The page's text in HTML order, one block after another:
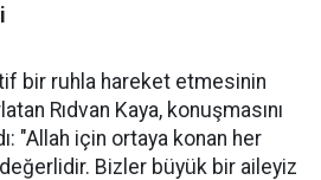
bir ruhla hareket etmesinin
Rıdvan Kaya, konuşmasını
"Allah için ortaya konan her
değerlidir. Bizler büyük bir aileyiz